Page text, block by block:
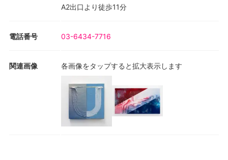
A2出口より徒歩11分
電話番号 03-6434-7716
関連画像 各画像をタップすると拡大表示します